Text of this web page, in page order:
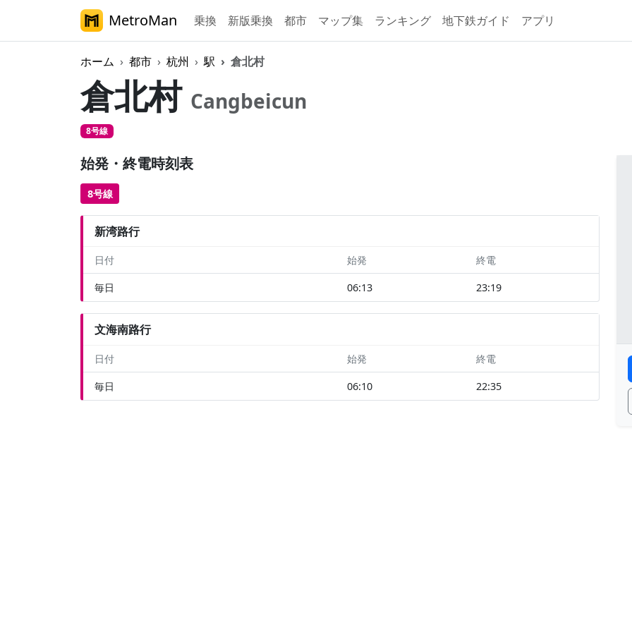
MetroMan 乗換 新版乗換 都市 マップ集 ランキング 地下鉄ガイド アプリ
ホーム 都市 杭州 駅 倉北村
倉北村 Cangbeicun
8号線
始発・終電時刻表
8号線
新湾路行
日付 始発 終電
毎日 06:13 23:19
文海南路行
日付 始発 終電
毎日 06:10 22:35